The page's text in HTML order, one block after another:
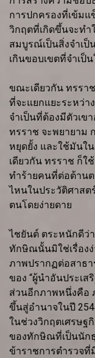
การปกครองที่เข้ม
วิกฤตที่เกิดขึ้นจะทำ
สมบูรณ์เป็นสิ่งจำเป็
เกินขอบเขตที่จำเป็
ขณะเดียวกัน ทรรา
ที่จะแยกแยะระหว่า
จำเป็นที่ต้องมีตัวเข
ทรราช จะพยายาม
หยุดยั้ง และใช้มัน
เดียวกัน ทรราช ก็ใ
ทำร้ายคนที่ต่อต้าน
ไหนในประวัติศาส
ตนโดยง่ายดาย
ไชยันต์ ตระหนักดีว่
ทักษิณนั้นมิใช่เรื่อง
ภาพปรากฏต่อสาธ
ของ “ผู้นำอันประเ
ส่วนอีกภาพหนึ่งคือ
ขึ้นสู่อำนาจในปี
ในช่วงวิกฤตเศรษฐ
ของทักษิณที่เป็นนัก
ข้าราชการตำรวจที่